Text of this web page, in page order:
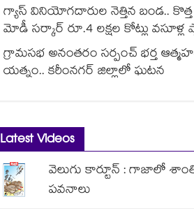
గ్యాస్ వినియోగదారుల నెత్తిన బండ..
మోడీ సర్కార్ రూ.4 లక్షల కోట్లు వసూళ్ల
గ్రామసభ అనంతరం సర్పంచ్ భర్త
యత్నం.. కరీంనగర్ జిల్లాలో ఘటన
Latest Videos
వెలుగు కార్టూన్ : గాజాలో
పవనాలు